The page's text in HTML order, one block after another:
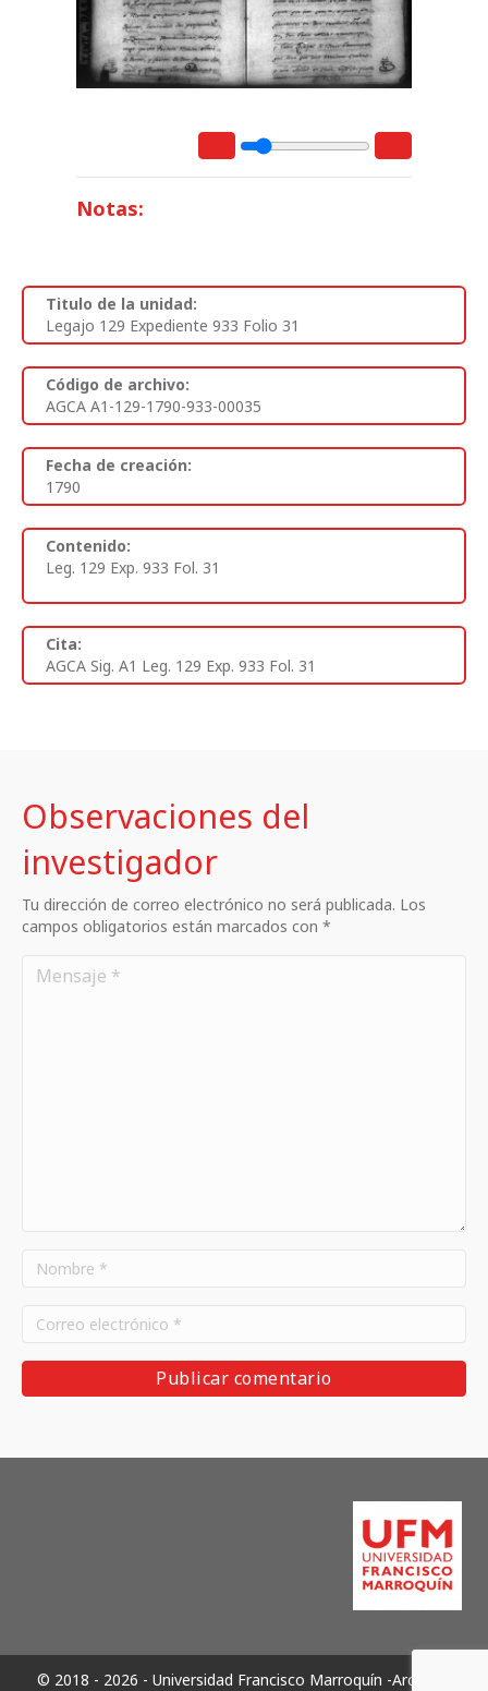
Notas:
Titulo de la unidad:
Legajo 129 Expediente 933 Folio 31
Código de archivo:
AGCA A1-129-1790-933-00035
Fecha de creación:
1790
Contenido:
Leg. 129 Exp. 933 Fol. 31
Cita:
AGCA Sig. A1 Leg. 129 Exp. 933 Fol. 31
Observaciones del
investigador
Tu dirección de correo electrónico no será publicada. Los
campos obligatorios están marcados con *
© 2018 - 2026 - Universidad Francisco Marroquín -Archivos